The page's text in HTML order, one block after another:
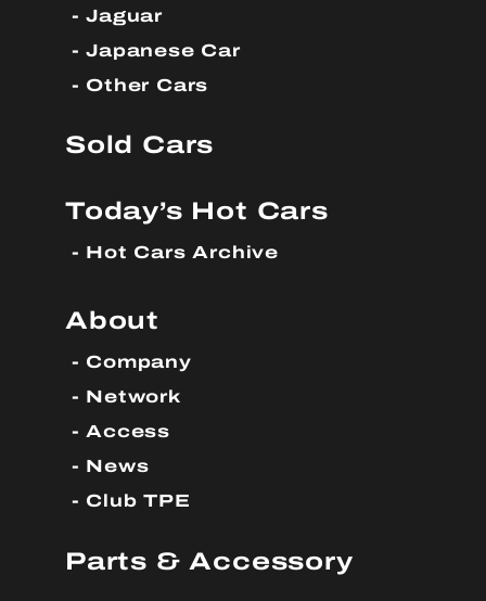
Jaguar
Japanese Car
Other Cars
Sold Cars
Today’s Hot Cars
Hot Cars Archive
About
Company
Network
Access
News
Club TPE
Parts & Accessory